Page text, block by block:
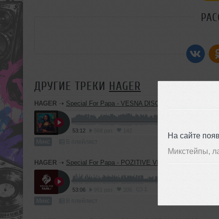
На сайте
Микстейпы,
ДРУГИЕ ТРЕКИ HAGER
HAGER ➝ Special For Papa - VESNA DISCO LOUNGE TIME /
53:12
Микс
HAGER ➝ Special For Papa - POZITIVE VIBRA / 08.02.2026
53:06
Микс